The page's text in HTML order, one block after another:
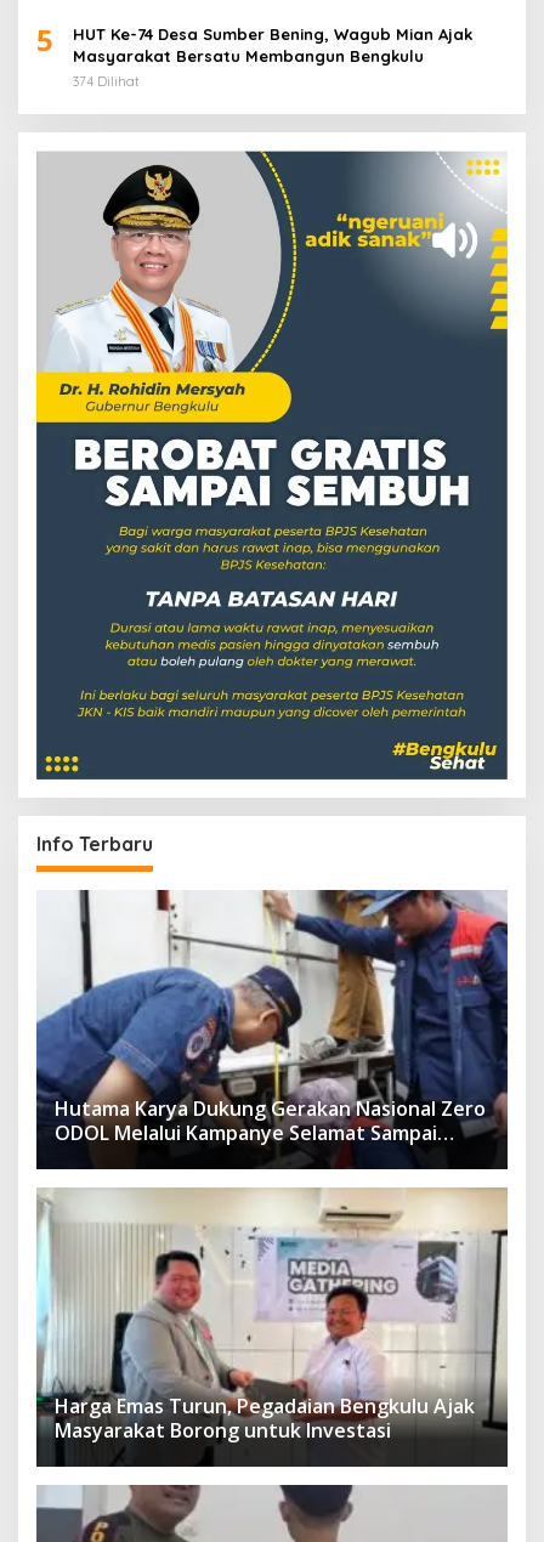
5
HUT Ke-74 Desa Sumber Bening, Wagub Mian Ajak
Masyarakat Bersatu Membangun Bengkulu
374 Dilihat
Info Terbaru
Hutama Karya Dukung Gerakan Nasional Zero
ODOL Melalui Kampanye Selamat Sampai
Harga Emas Turun, Pegadaian Bengkulu Ajak
Masyarakat Borong untuk Investasi